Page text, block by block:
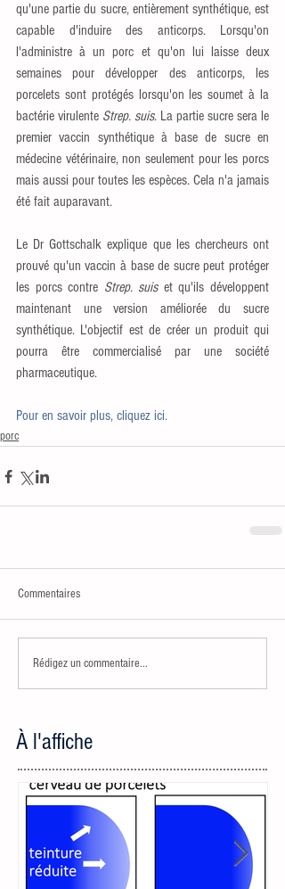
qu'une partie du sucre, entièrement synthétique, est
capable d'induire des anticorps. Lorsqu'on
l'administre à un porc et qu'on lui laisse deux
semaines pour développer des anticorps, les
porcelets sont protégés lorsqu'on les soumet à la
bactérie virulente Strep. suis. La partie sucre sera le
premier vaccin synthétique à base de sucre en
médecine vétérinaire, non seulement pour les porcs
mais aussi pour toutes les espèces. Cela n'a jamais
été fait auparavant.
Le Dr Gottschalk explique que les chercheurs ont
prouvé qu'un vaccin à base de sucre peut protéger
les porcs contre Strep. suis et qu'ils développent
maintenant une version améliorée du sucre
synthétique. L'objectif est de créer un produit qui
pourra être commercialisé par une société
pharmaceutique.
Pour en savoir plus, cliquez ici.
porc
Commentaires
Rédigez un commentaire...
À l'affiche